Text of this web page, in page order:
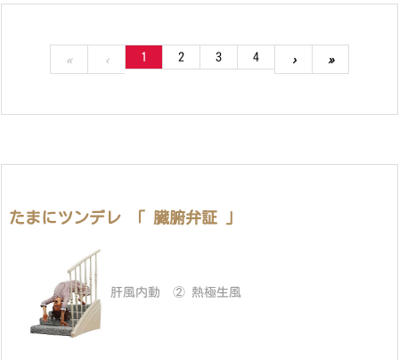
« ‹ 1 2 3 4 › »
たまにツンデレ 「 臓腑弁証 」
肝風内動 ② 熱極生風